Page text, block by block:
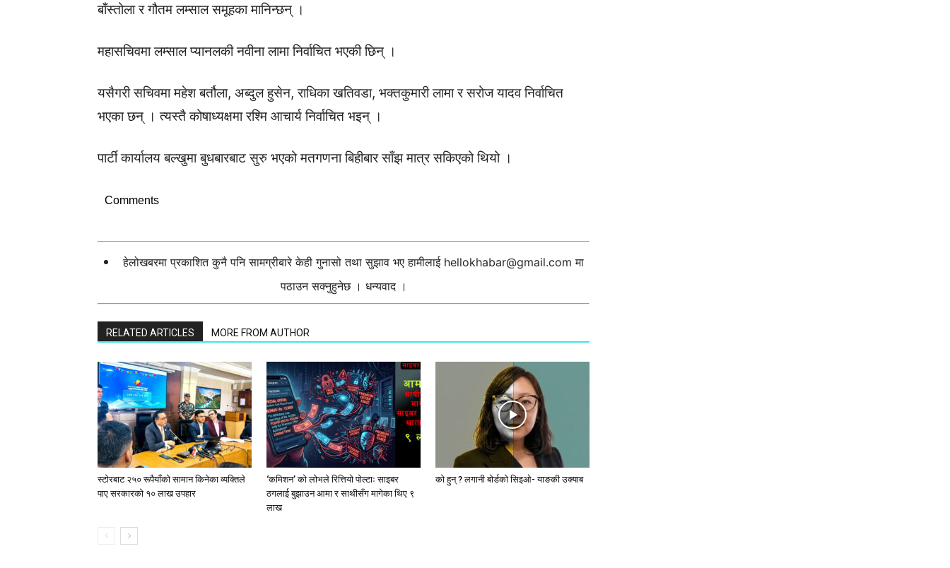
बाँस्तोला र गौतम लम्साल समूहका मानिन्छन् ।
महासचिवमा लम्साल प्यानलकी नवीना लामा निर्वाचित भएकी छिन् ।
यसैगरी सचिवमा महेश बर्तौला, अब्दुल हुसेन, राधिका खतिवडा, भक्तकुमारी लामा र सरोज यादव निर्वाचित
भएका छन् । त्यस्तै कोषाध्यक्षमा रश्मि आचार्य निर्वाचित भइन् ।
पार्टी कार्यालय बल्खुमा बुधबारबाट सुरु भएको मतगणना बिहीबार साँझ मात्र सकिएको थियो ।
Comments
हेलोखबरमा प्रकाशित कुनै पनि सामग्रीबारे केही गुनासो तथा सुझाव भए हामीलाई hellokhabar@gmail.com मा
पठाउन सक्नुहुनेछ । धन्यवाद ।
RELATED ARTICLES MORE FROM AUTHOR
स्टाेरबाट २५० रूपैयाँको सामान किनेका व्यक्तिले
पाए सरकारको १० लाख उपहार
‘कमिशन’ को लोभले रित्तियो पोल्टाः साइबर
ठगलाई बुझाउन आमा र साथीसँग मागेका थिए ९
लाख
को हुन् ? लगानी बोर्डको सिइओ- याङकी उक्याब